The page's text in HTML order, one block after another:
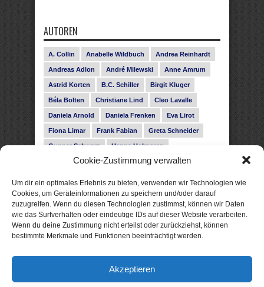
Cookie-Zustimmung verwalten
Um dir ein optimales Erlebnis zu bieten, verwenden wir Technologien wie
Cookies, um Geräteinformationen zu speichern und/oder darauf
zuzugreifen. Wenn du diesen Technologien zustimmst, können wir Daten
wie das Surfverhalten oder eindeutige IDs auf dieser Website verarbeiten.
Wenn du deine Zustimmung nicht erteilst oder zurückziehst, können
bestimmte Merkmale und Funktionen beeinträchtigt werden.
Akzeptieren
AUTOREN
A. Collin Anabelle Wildbuch Andrea Reinhardt
Andreas Adlon André Milewski Anne Amrum
Astrid Korten B.C. Schiller Birgit Kluger
Béla Bolten Christiane Lind Cleo Lavalle
Daniela Arnold Daniela Frenken Eva Lirot
Fiona Limar Frank Fabian Greta Schneider
Gunnar Schwarz Hanna Holmgren
Heike Fröhling Ina Glahe Ivo Pala J. Vellguth
Leonie Haubrich Lilly Labord Livia Pipes
Malin Blunk Marcus Hünnebeck Martin Krist
Melisa Schwermer Nele Bruun Nika Lubitsch
Noah Fitz Nora Amelie René Junge
Subina Giuletti